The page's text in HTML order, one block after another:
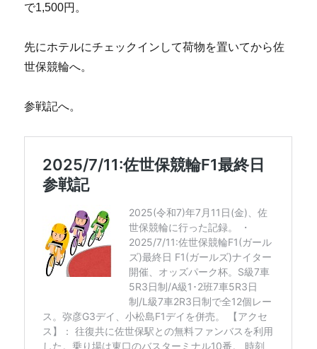
で1,500円。
先にホテルにチェックインして荷物を置いてから佐
世保競輪へ。
参戦記へ。